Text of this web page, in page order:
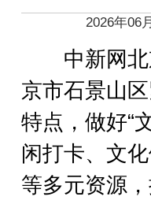
2026年06
中新网北
京市石景山
特点，做好“
闲打卡、文
等多元资源